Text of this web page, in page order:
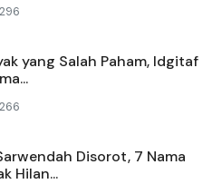
296
yang Salah Paham, Idgitaf
266
Disorot, 7 Nama
Hilan...